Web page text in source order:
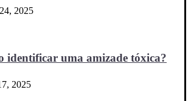
2025
identificar uma amizade tóxica?
2025